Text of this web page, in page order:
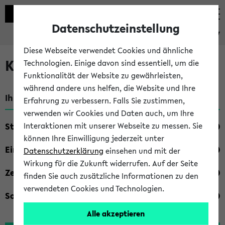
eKVV
Kombisuche im eKVV
Ihre Suchkriterien:
Studienfach
Einrichtung
Zeiten
Sonstiges
Datenschutzeinstellung
Diese Webseite verwendet Cookies und ähnliche
Technologien. Einige davon sind essentiell, um die
Funktionalität der Website zu gewährleisten,
während andere uns helfen, die Website und Ihre
Erfahrung zu verbessern. Falls Sie zustimmen,
verwenden wir Cookies und Daten auch, um Ihre
Interaktionen mit unserer Webseite zu messen. Sie
können Ihre Einwilligung jederzeit unter
Datenschutzerklärung einsehen und mit der
Wirkung für die Zukunft widerrufen. Auf der Seite
finden Sie auch zusätzliche Informationen zu den
verwendeten Cookies und Technologien.
Alle akzeptieren